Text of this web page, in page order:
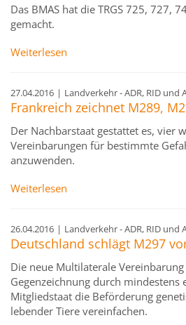
Das BMAS hat die TRGS 725, 727,
gemacht.
Weiterlesen
27.04.2016 | Landverkehr - ADR, RID und
Frankreich zeichnet M289,
Der Nachbarstaat gestattet es, vier
Vereinbarungen für bestimmte
anzuwenden.
Weiterlesen
26.04.2016 | Landverkehr - ADR, RID und
Deutschland schlägt M297
Die neue Multilaterale
Gegenzeichnung durch mindestens
Mitgliedstaat die Beförderung
lebender Tiere vereinfachen.